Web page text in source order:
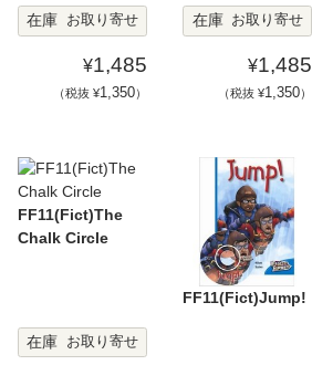
在庫 お取り寄せ
¥1,485
（税抜 ¥1,350）
在庫 お取り寄せ
¥1,485
（税抜 ¥1,350）
FF11(Fict)The
Chalk Circle
在庫 お取り寄せ
FF11(Fict)Jump!